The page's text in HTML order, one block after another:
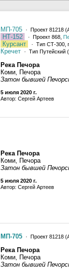
МП-705 · Проект 81218
НТ-152 · Проект 868,
Курсант · Тип СТ-300,
Кречет · Тип Путейский
Река Печора
Коми, Печора
Затон бывшей
5 июля 2020 г.
Автор: Сергей Артеев
Река Печора
Коми, Печора
Затон бывшей
5 июля 2020 г.
Автор: Сергей Артеев
МП-705 · Проект 81218
Река Печора
Коми, Печора
Затон бывшей